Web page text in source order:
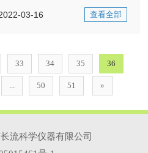
有冷却装置来控制温度。长流仪
准温度范围内正常工作，保证发
量。
03-16 查看全部
33 34 35 36
... 50 51 »
流科学仪器有限公司